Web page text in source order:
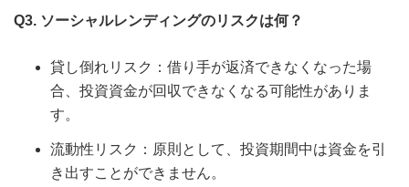
Q3. ソーシャルレンディングのリスクは何？
貸し倒れリスク：借り手が返済できなくなった場
合、投資資金が回収できなくなる可能性がありま
す。
流動性リスク：原則として、投資期間中は資金を引
き出すことができません。